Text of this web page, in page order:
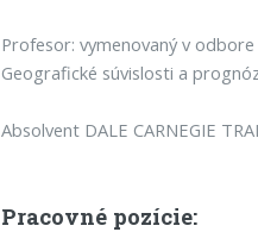
Profesor: vymenovaný v
Geografické súvislosti a
Absolvent DALE CARNEGIE
Pracovné pozície: